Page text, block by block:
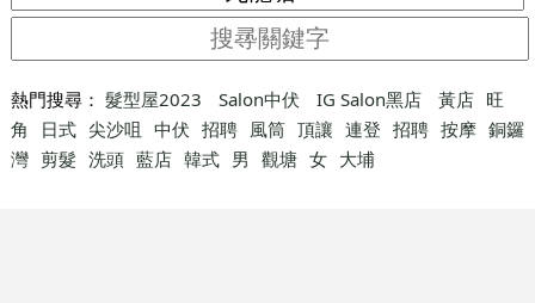
熱門搜尋： 髮型屋2023 Salon中伏 IG Salon黑店 黃店 旺
角
日式 尖沙咀 中伏 招聘 風筒 頂讓 連登 招聘 按摩 銅鑼
灣 剪髮 洗頭 藍店 韓式 男 觀塘 女 大埔